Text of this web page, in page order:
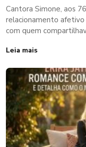
Cantora Simone, aos
relacionamento afetivo
com quem
Leia mais